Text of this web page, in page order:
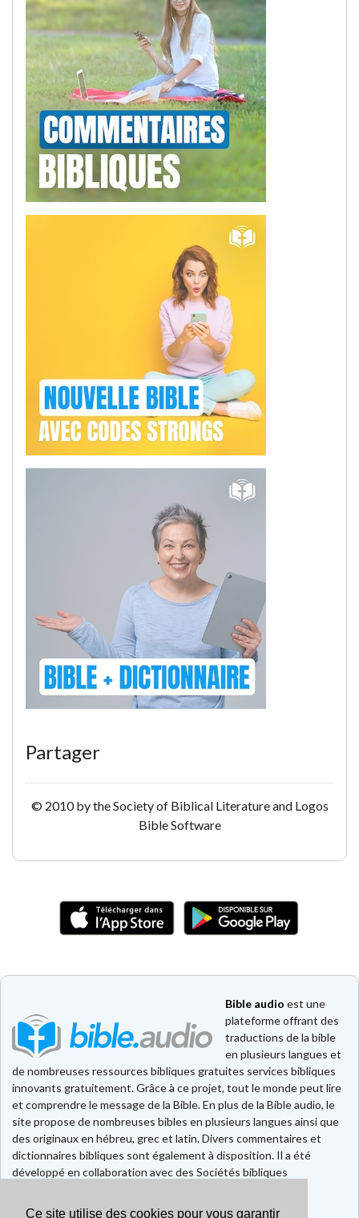
Ce site utilise des cookies pour vous garantir
Partager
© 2010 by the Society of Biblical Literature and Logos
Bible Software
Bible audio est une
plateforme offrant des
traductions de la bible
en plusieurs langues et
de nombreuses ressources bibliques gratuites services bibliques
innovants gratuitement. Grâce à ce projet, tout le monde peut lire
et comprendre le message de la Bible. En plus de la Bible audio, le
site propose de nombreuses bibles en plusieurs langues ainsi que
des originaux en hébreu, grec et latin. Divers commentaires et
dictionnaires bibliques sont également à disposition. Il a été
développé en collaboration avec des Sociétés bibliques